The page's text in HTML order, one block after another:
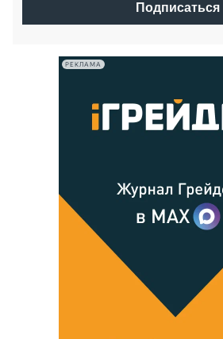
Подписаться
РЕКЛАМА